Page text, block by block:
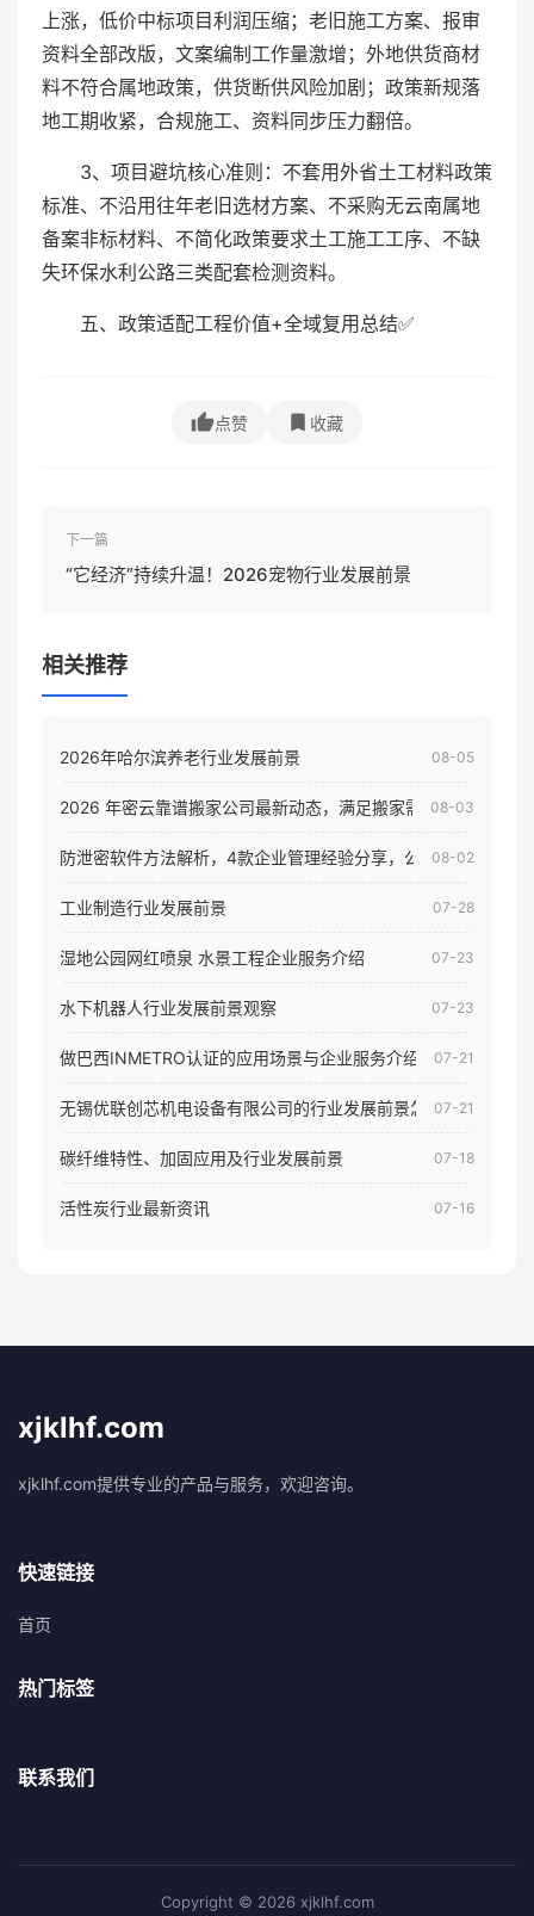
上涨，低价中标项目利润压缩；老旧施工方案、报审
资料全部改版，文案编制工作量激增；外地供货商材
料不符合属地政策，供货断供风险加剧；政策新规落
地工期收紧，合规施工、资料同步压力翻倍。
3、项目避坑核心准则：不套用外省土工材料政策
标准、不沿用往年老旧选材方案、不采购无云南属地
备案非标材料、不简化政策要求土工施工工序、不缺
失环保水利公路三类配套检测资料。
五、政策适配工程价值+全域复用总结✅
点赞 收藏
下一篇
“它经济”持续升温！2026宠物行业发展前景
相关推荐
2026年哈尔滨养老行业发展前景 08-05
2026 年密云靠谱搬家公司最新动态，满足搬家需求！08-03
防泄密软件方法解析，4款企业管理经验分享，公司员工电脑核
08-02
工业制造行业发展前景 07-28
湿地公园网红喷泉 水景工程企业服务介绍 07-23
水下机器人行业发展前景观察 07-23
做巴西INMETRO认证的应用场景与企业服务介绍 07-21
无锡优联创芯机电设备有限公司的行业发展前景怎样07-21
碳纤维特性、加固应用及行业发展前景 07-18
活性炭行业最新资讯 07-16
xjklhf.com
xjklhf.com提供专业的产品与服务，欢迎咨询。
快速链接
首页
热门标签
联系我们
Copyright © 2026 xjklhf.com